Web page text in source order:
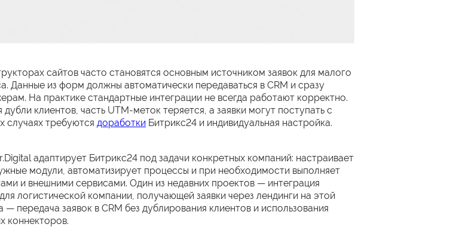
сайтов часто становятся основным источником заявок для малого
Данные из форм должны автоматически передаваться в CRM и сразу
На практике стандартные интеграции не всегда работают корректно.
дубли клиентов, часть UTM-меток теряется, а заявки могут поступать с
случаях требуютсядоработки Битрикс24 и индивидуальная настройка.
адаптирует Битрикс24 под задачи конкретных компаний: настраивает
модули, автоматизирует процессы и при необходимости выполняет
и внешними сервисами. Один из недавних проектов — интеграция
логистической компании, получающей заявки через лендинги на этой
— передача заявок в CRM без дублирования клиентов и использования
коннекторов.